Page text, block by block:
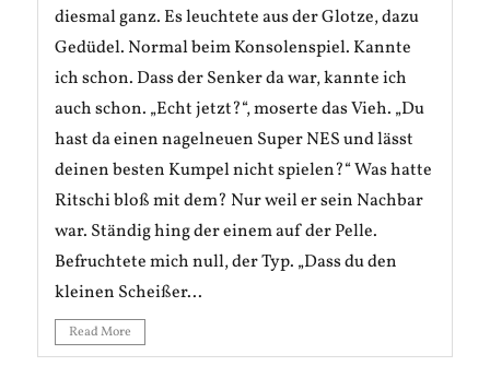
diesmal ganz. Es leuchtete aus der Glotze, dazu
Gedüdel. Normal beim Konsolenspiel. Kannte
ich schon. Dass der Senker da war, kannte ich
auch schon. „Echt jetzt?“, moserte das Vieh. „Du
hast da einen nagelneuen Super NES und lässt
deinen besten Kumpel nicht spielen?“ Was hatte
Ritschi bloß mit dem? Nur weil er sein Nachbar
war. Ständig hing der einem auf der Pelle.
Befruchtete mich null, der Typ. „Dass du den
kleinen Scheißer...
Read More